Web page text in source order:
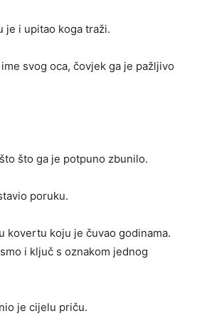
je i upitao koga traži.
svog oca, čovjek ga je pažljivo
što ga je potpuno zbunilo.
poruku.
kovertu koju je čuvao godinama.
i ključ s oznakom jednog
je cijelu priču.